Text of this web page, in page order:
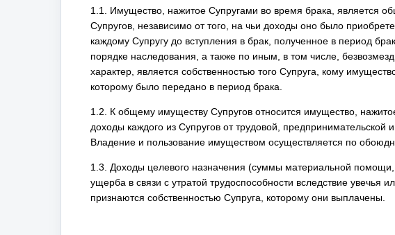
1.1. Имущество, нажитое Супругами во время брака, является
Супругов, независимо от того, на чьи доходы оно было
каждому Супругу до вступления в брак, полученное в период
порядке наследования, а также по иным, в том числе,
характер, является собственностью того Супруга, кому
которому было передано в период брака.
1.2. К общему имуществу Супругов относится имущество,
доходы каждого из Супругов от трудовой, предпринимательской
Владение и пользование имуществом осуществляется по
1.3. Доходы целевого назначения (суммы материальной
ущерба в связи с утратой трудоспособности вследствие увечья
признаются собственностью Супруга, которому они выплачены.